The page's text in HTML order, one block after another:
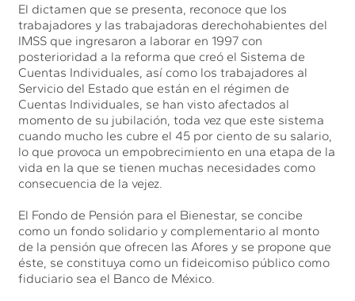
El dictamen que se presenta, reconoce que los
trabajadores y las trabajadoras derechohabientes del
IMSS que ingresaron a laborar en 1997 con
posterioridad a la reforma que creó el Sistema de
Cuentas Individuales, así como los trabajadores al
Servicio del Estado que están en el régimen de
Cuentas Individuales, se han visto afectados al
momento de su jubilación, toda vez que este sistema
cuando mucho les cubre el 45 por ciento de su salario,
lo que provoca un empobrecimiento en una etapa de la
vida en la que se tienen muchas necesidades como
consecuencia de la vejez.
El Fondo de Pensión para el Bienestar, se concibe
como un fondo solidario y complementario al monto
de la pensión que ofrecen las Afores y se propone que
éste, se constituya como un fideicomiso público como
fiduciario sea el Banco de México.